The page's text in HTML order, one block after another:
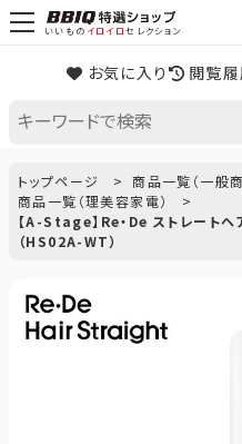
いいものイロイロセレクション
お気に入り 閲覧
トップページ 商品一覧（一般商
商品一覧（理美容家電）
【A-Stage】Re・De ストレートヘ
（HS02A-WT）